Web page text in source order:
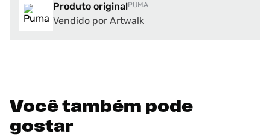
Produto originalPUMA
Vendido por Artwalk
Você também pode
gostar